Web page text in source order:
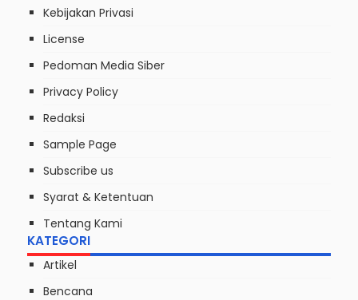
Kebijakan Privasi
License
Pedoman Media Siber
Privacy Policy
Redaksi
Sample Page
Subscribe us
Syarat & Ketentuan
Tentang Kami
KATEGORI
Artikel
Bencana